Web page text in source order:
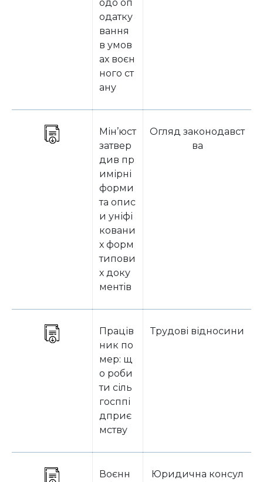
одо оп
одатку
вання
в умов
ах воєн
ного ст
ану
Мін’юст
затвер
див пр
имірні
форми
та опис
и уніфі
ковани
х форм
типови
х доку
ментів
Огляд законодавст
ва
Праців
ник по
мер: щ
о роби
ти сіль
госппі
дприє
мству
Трудові відносини
Воєнн
Юридична консул